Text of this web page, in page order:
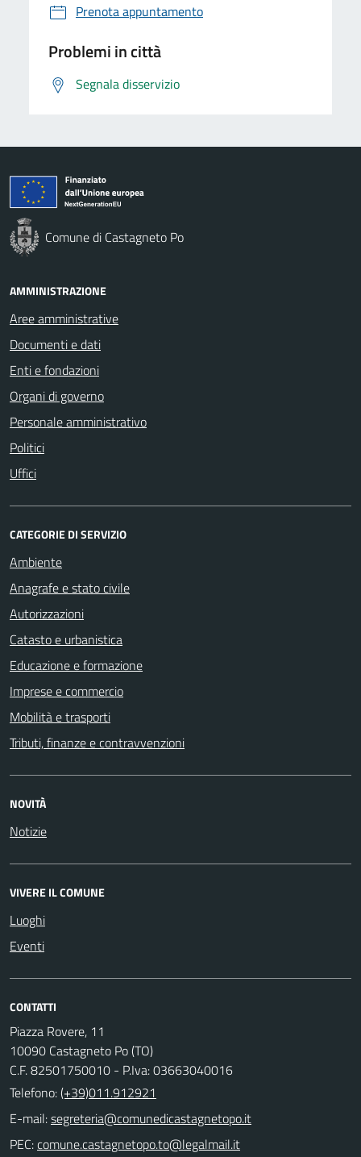
Prenota appuntamento
Problemi in città
Segnala disservizio
Comune di Castagneto Po
AMMINISTRAZIONE
Aree amministrative
Documenti e dati
Enti e fondazioni
Organi di governo
Personale amministrativo
Politici
Uffici
CATEGORIE DI SERVIZIO
Ambiente
Anagrafe e stato civile
Autorizzazioni
Catasto e urbanistica
Educazione e formazione
Imprese e commercio
Mobilità e trasporti
Tributi, finanze e contravvenzioni
NOVITÀ
Notizie
VIVERE IL COMUNE
Luoghi
Eventi
CONTATTI
Piazza Rovere, 11
10090 Castagneto Po (TO)
C.F. 82501750010 - P.Iva: 03663040016
Telefono:(+39)011.912921
E-mail:
PEC: